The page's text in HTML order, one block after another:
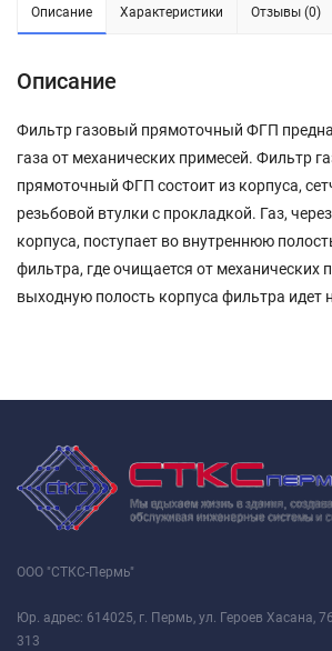
Описание Характеристики Отзывы (0)
Описание
Фильтр газовый прямоточный ФГП
газа от механических примесей. Фильтр
прямоточный ФГП состоит из корпуса,
резьбовой втулки с прокладкой. Газ,
корпуса, поступает во внутреннюю
фильтра, где очищается от механических
выходную полость корпуса фильтра идет
ООО "СТКС-Пермь"
Юр. адрес: 614025, г. Пермь, ул. Героев Хасана,
313